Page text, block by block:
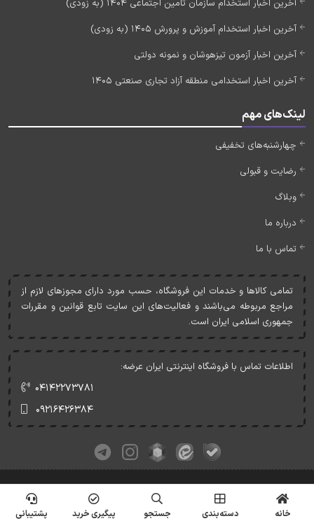
آخرین اخبار استخدام سازمان تامین اجتماعی 1404 (به زودی)
آخرین اخبار استخدام آموزش و پرورش 1405 (به زودی)
آخرین اخبار آزمون تیزهوشان و نمونه دولتی
آخرین اخبار استخدامی منطقه آزاد تجاری صنعتی 1405
لینک‌های مهم
چهارشنبه‌های تخفیفی
رضایت و قبولی
وبلاگ
درباره ما
تماس با ما
تمامی کالاها و خدمات اين فروشگاه، حسب مورد دارای مجوزهای لازم از
مراجع مربوطه می‌باشند و فعاليت‌های اين سايت تابع قوانين و مقررات
جمهوری اسلامی ايران است.
اطلاعات تماس با فروشگاه اینترنتی ایران عرضه:
۰۴۱۴۲۲۷۳۷۸۱
۰۹۲۱۶۴۲۶۳۸۴
خانه دسته‌بندی جستجو پیگیری خرید پشتیبانی